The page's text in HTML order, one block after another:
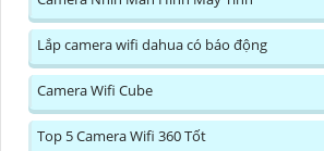
Lắp camera wifi dahua có báo động
Camera Wifi Cube
Top 5 Camera Wifi 360 Tốt